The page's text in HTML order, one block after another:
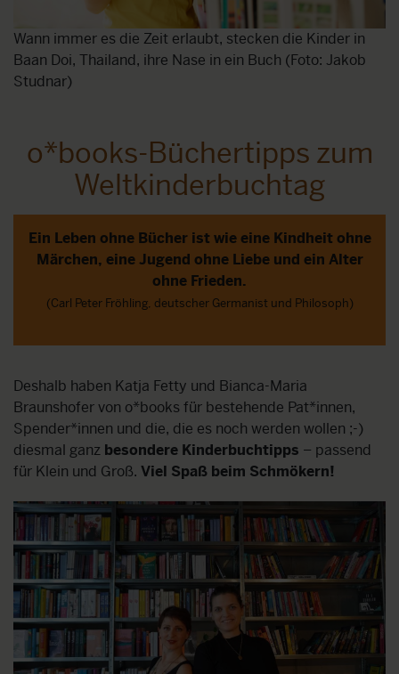
Wann immer es die Zeit erlaubt, stecken die Kinder in
Baan Doi, Thailand, ihre Nase in ein Buch (Foto: Jakob
Studnar)
o*books-Büchertipps zum
Weltkinderbuchtag
Ein Leben ohne Bücher ist wie eine Kindheit ohne
Märchen, eine Jugend ohne Liebe und ein Alter
ohne Frieden.
(Carl Peter Fröhling, deutscher Germanist und Philosoph)
Deshalb haben Katja Fetty und Bianca-Maria
Braunshofer von o*books für bestehende Pat*innen,
Spender*innen und die, die es noch werden wollen ;-)
diesmal ganz besondere Kinderbuchtipps – passend
für Klein und Groß. Viel Spaß beim Schmökern!